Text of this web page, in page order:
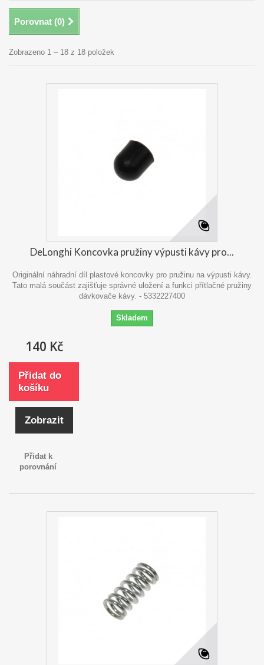
Porovnat (0)
Zobrazeno 1 – 18 z 18 položek
DeLonghi Koncovka pružiny výpusti kávy pro...
Originální náhradní díl plastové koncovky pro pružinu na výpusti kávy.
Tato malá součást zajišťuje správné uložení a funkci přítlačné pružiny
dávkovače kávy. - 5332227400
Skladem
140 Kč
Přidat do
košíku
Zobrazit
Přidat k
porovnání